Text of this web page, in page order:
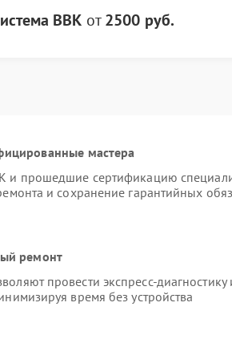
BBK от2500 руб.
мастера
и прошедшие сертификацию
и сохранение гарантийных
ремонт
провести экспресс-диагностику
время без устройства